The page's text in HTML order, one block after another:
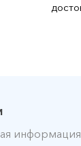
информация